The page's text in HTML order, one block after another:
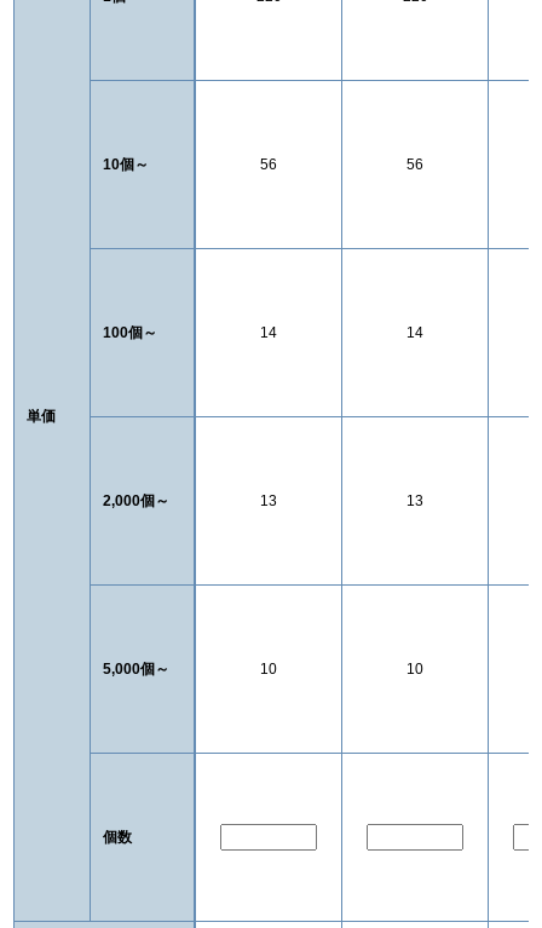
単価
10個～
100個～
2,000個～
5,000個～
個数
56 56
14 14
13 13
10 10